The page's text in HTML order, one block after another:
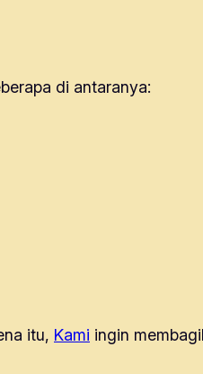
di antaranya:
itu, Kami ingin